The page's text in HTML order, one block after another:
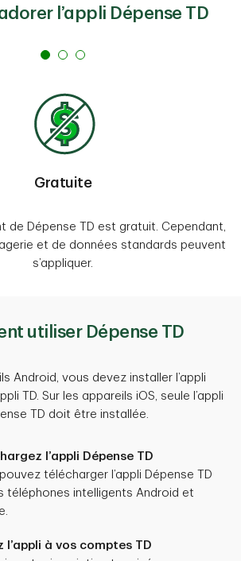
l’appli Dépense TD
Gratuite
de Dépense TD est gratuit. Cependant,
et de données standards peuvent
s’appliquer.
utiliser Dépense TD
Android, vous devez installer l’appli
TD. Sur les appareils iOS, seule l’appli
TD doit être installée.
l’appli Dépense TD
télécharger l’appli Dépense TD
téléphones intelligents Android et
l’appli à vos comptes TD